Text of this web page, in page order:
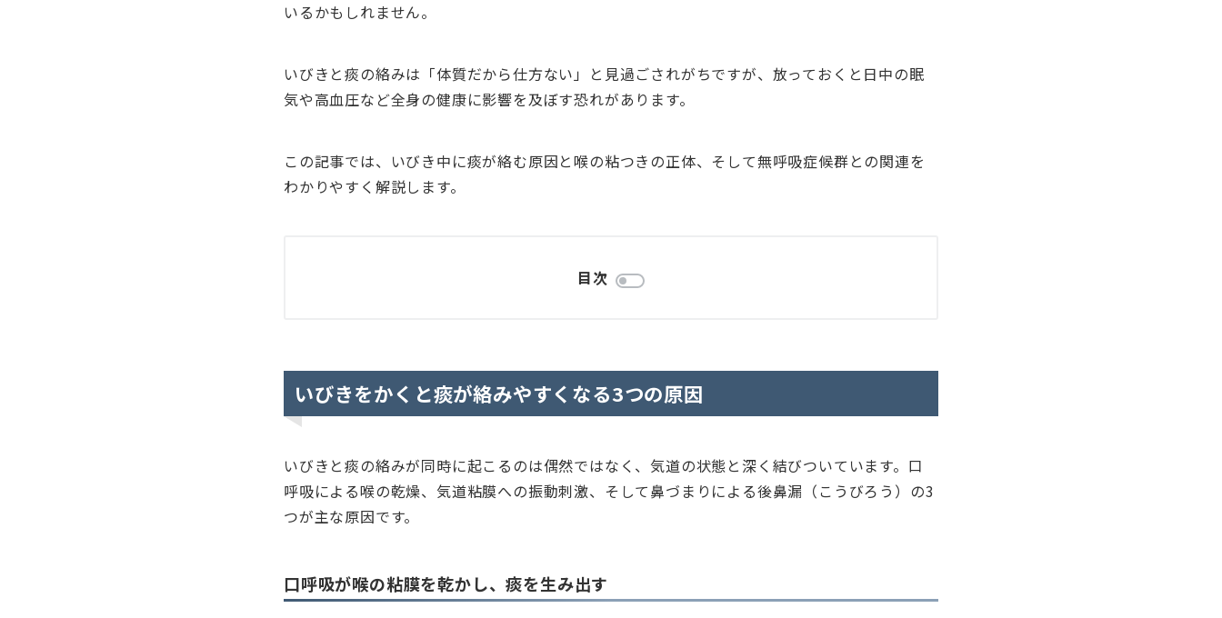
いるかもしれません。
いびきと痰の絡みは「体質だから仕方ない」と見過ごされがちですが、放っておくと日中の眠
気や高血圧など全身の健康に影響を及ぼす恐れがあります。
この記事では、いびき中に痰が絡む原因と喉の粘つきの正体、そして無呼吸症候群との関連を
わかりやすく解説します。
目次
いびきをかくと痰が絡みやすくなる3つの原因
いびきと痰の絡みが同時に起こるのは偶然ではなく、気道の状態と深く結びついています。口
呼吸による喉の乾燥、気道粘膜への振動刺激、そして鼻づまりによる後鼻漏（こうびろう）の3
つが主な原因です。
口呼吸が喉の粘膜を乾かし、痰を生み出す